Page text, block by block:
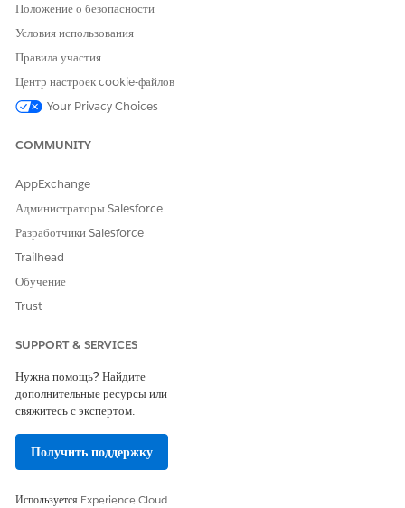
возможность и статус.
По желанию, выберите любые настраиваемые поля, включенные
администратором Salesforce.
ЭТА СТАТЬЯ РЕШИЛА ВАШУ ПРОБЛЕМУ?
Положение о безопасности
Условия использования
Правила участия
Центр настроек cookie-файлов
Your Privacy Choices
COMMUNITY
AppExchange
Администраторы Salesforce
Разработчики Salesforce
Trailhead
Обучение
Trust
SUPPORT & SERVICES
Нужна помощь? Найдите
дополнительные ресурсы или
свяжитесь с экспертом.
Получить поддержку
Используется Experience Cloud